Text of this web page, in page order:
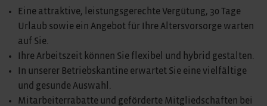
Eine attraktive, leistungsgerechte Vergütung, 30 Tage
Urlaub sowie ein Angebot für Ihre Altersvorsorge warten
auf Sie.
Ihre Arbeitszeit können Sie flexibel und hybrid gestalten.
In unserer Betriebskantine erwartet Sie eine vielfältige
und gesunde Auswahl.
Mitarbeiterrabatte und geförderte Mitgliedschaften bei